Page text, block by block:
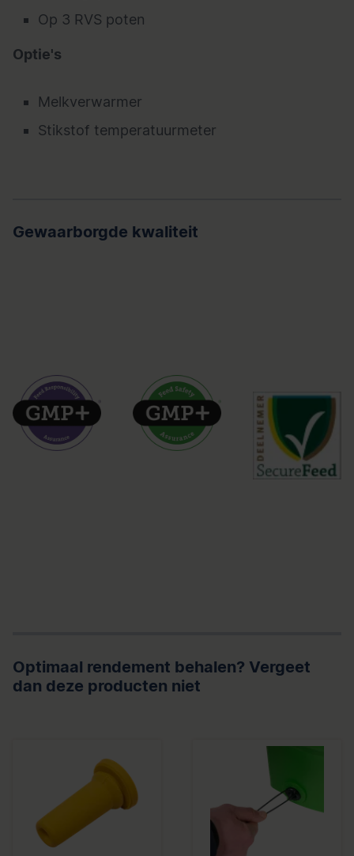
Op 3 RVS poten
Optie's
Melkverwarmer
Stikstof temperatuurmeter
Gewaarborgde kwaliteit
Optimaal rendement behalen? Vergeet
dan deze producten niet